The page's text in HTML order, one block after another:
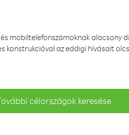
mobiltelefonszámoknak alacsony
konstrukcióval az eddigi hívásait
célországok keresése